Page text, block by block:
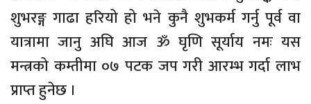
शुभरङ्ग गाढा हरियो हो भने कुनै शुभकर्म गर्नु पूर्व वा
यात्रामा जानु अघि आज ॐ घृणि सूर्याय नमः यस
मन्त्रको कम्तीमा ०७ पटक जप गरी आरम्भ गर्दा लाभ
प्राप्त हुनेछ ।